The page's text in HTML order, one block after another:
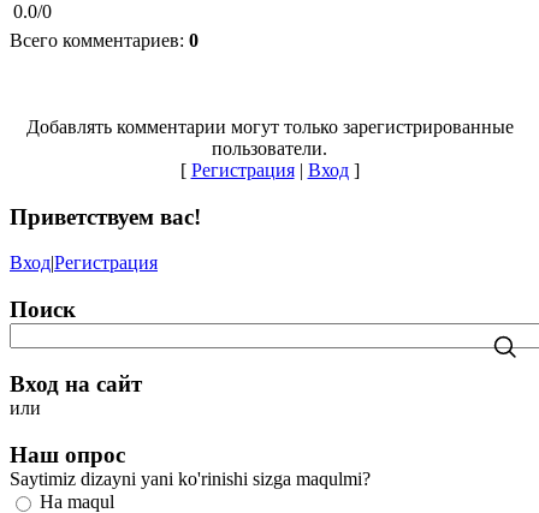
0.0/0
Всего комментариев: 0
Добавлять комментарии могут только зарегистрированные
пользователи.
[ Регистрация| Вход]
Приветствуем вас!
Вход|Регистрация
Поиск
Вход на сайт
или
Наш опрос
Saytimiz dizayni yani ko'rinishi sizga maqulmi?
Ha maqul